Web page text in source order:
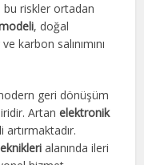
bu riskler ortadan
, doğal
karbon salınımını
geri dönüşüm
Artanelektronik
alanında ileri